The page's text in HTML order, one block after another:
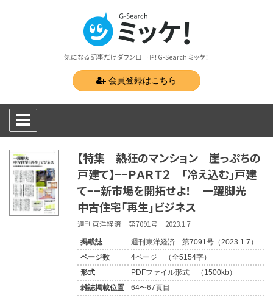
気になる記事だけダウンロード！G-Search ミッケ！
会員登録はこちら
【特集 熱狂のマンション 崖っぷちの
戸建て】−−ＰＡＲＴ２ 「冷え込む」戸建
て−−新市場を開拓せよ！ 一躍脚光
中古住宅「再生」ビジネス
週刊東洋経済 第7091号 2023.1.7
掲載誌
週刊東洋経済 第7091号（2023.1.7）
ページ数
4ページ （全5154字）
形式
PDFファイル形式 （1500kb）
雑誌掲載位置
64〜67頁目